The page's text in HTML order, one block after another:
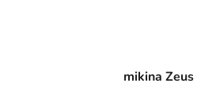
mikina Zeus